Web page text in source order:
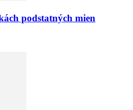
podstatných mien